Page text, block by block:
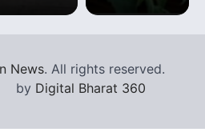
News. All rights reserved.
by Digital Bharat 360